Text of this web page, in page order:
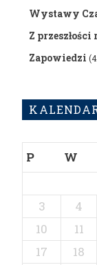
Wystawy
Z
Zapowiedzi
P
W
3
4
10
11
17
18